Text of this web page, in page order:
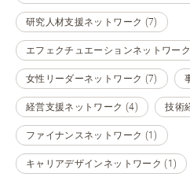
研究人材支援ネットワーク (7)
エフェクチュエーションネットワー
女性リーダーネットワーク (7)
経営支援ネットワーク (4) 技術
ファイナンスネットワーク (1)
キャリアデザインネットワーク (1)